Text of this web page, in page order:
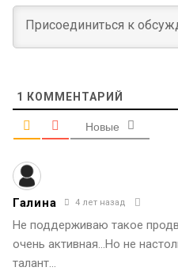
1 КОММЕНТАРИЙ
Новые
Галина 4 лет назад
Не поддерживаю такое
очень активная…Но не
талант…